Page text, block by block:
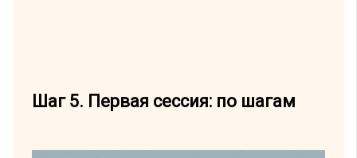
Шаг 5. Первая сессия: по шагам